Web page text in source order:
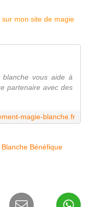
mon site de magie
blanche vous aide à
partenaire avec des
magie-blanche.fr
Bénéfique